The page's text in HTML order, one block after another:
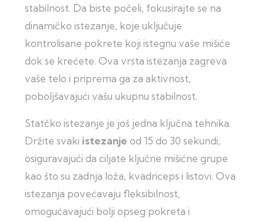
stabilnost. Da biste počeli, fokusirajte se na
dinamičko istezanje, koje uključuje
kontrolisane pokrete koji istegnu vaše mišiće
dok se krećete. Ova vrsta istezanja zagreva
vaše telo i priprema ga za aktivnost,
poboljšavajući vašu ukupnu stabilnost.
Statčko istezanje je još jedna ključna tehnika.
Držite svaki istezanje od 15 do 30 sekundi,
osiguravajući da ciljate ključne mišićne grupe
kao što su zadnja loža, kvadriceps i listovi. Ova
istezanja povećavaju fleksibilnost,
omogućavajući bolji opseg pokreta i